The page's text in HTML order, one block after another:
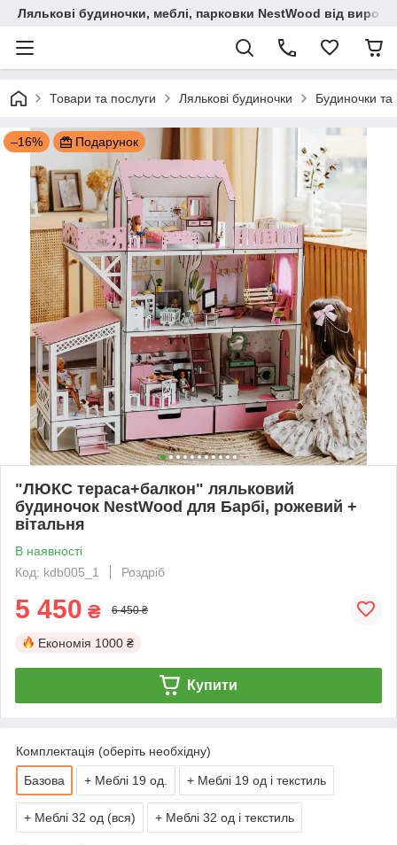
Лялькові будиночки, меблі, парковки NestWood від
Товари та послуги Лялькові будиночки Будиночки та
–16% Подарунок
"ЛЮКС тераса+балкон" ляльковий
будиночок NestWood для Барбі, рожевий +
вітальня
В наявності
Код: kdb005_1
Роздріб
5 450 ₴ 6 450 ₴
Економія 1000 ₴
Купити
Комплектація (оберіть необхідну)
Базова + Меблі 19 од. + Меблі 19 од і текстиль
+ Меблі 32 од (вся) + Меблі 32 од і текстиль